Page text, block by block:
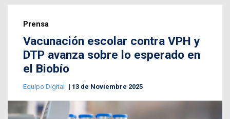
Prensa
Vacunación escolar contra VPH y
DTP avanza sobre lo esperado en
el Biobío
Equipo Digital 13 de Noviembre 2025